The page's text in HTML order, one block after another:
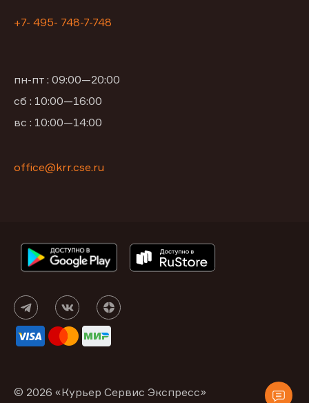
+7- 495- 748-7-748
пн-пт : 09:00—20:00
сб : 10:00—16:00
вс : 10:00—14:00
office@krr.cse.ru
© 2026 «Курьер Сервис Экспресс»